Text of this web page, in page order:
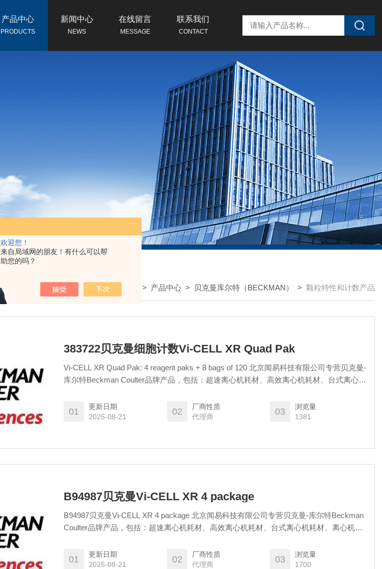
欢迎您！
来自局域网的朋友！有什么可以帮
助您的吗？
产品中心
PRODUCTS
新闻中心
NEWS
在线留言
MESSAGE
联系我们
CONTACT
我的位置： > 产品中心 > 贝克曼库尔特（BECKMAN） > 颗粒特性和计数产品
383722贝克曼细胞计数Vi-CELL XR Quad Pak
Vi-CELL XR Quad Pak: 4 reagent paks + 8 bags of 120 北京闻易科技有限公司专营贝克曼-
库尔特Beckman Coulter品牌产品，包括：超速离心机耗材、高效离心机耗材、台式离心机
特性和计数产品试剂耗材、流式细胞仪试剂耗材和软件、MD美谷分子酶标板/微孔板。
01
更新日期
2025-08-21
02
厂商性质
代理商
03
浏览量
1381
B94987贝克曼Vi-CELL XR 4 package
B94987贝克曼Vi-CELL XR 4 package 北京闻易科技有限公司专营贝克曼-库尔特Beckman
Coulter品牌产品，包括：超速离心机耗材、高效离心机耗材、台式离心机耗材、离心机工
试剂耗材、流式细胞仪试剂耗材和软件、MD美谷分子酶标板/微孔板。
01
更新日期
2025-08-21
02
厂商性质
代理商
03
浏览量
1700